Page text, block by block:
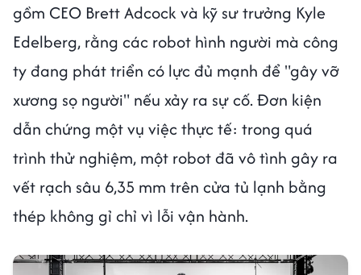
gồm CEO Brett Adcock và kỹ sư trưởng Kyle
Edelberg, rằng các robot hình người mà công
ty đang phát triển có lực đủ mạnh để "gây vỡ
xương sọ người" nếu xảy ra sự cố. Đơn kiện
dẫn chứng một vụ việc thực tế: trong quá
trình thử nghiệm, một robot đã vô tình gây ra
vết rạch sâu 6,35 mm trên cửa tủ lạnh bằng
thép không gỉ chỉ vì lỗi vận hành.